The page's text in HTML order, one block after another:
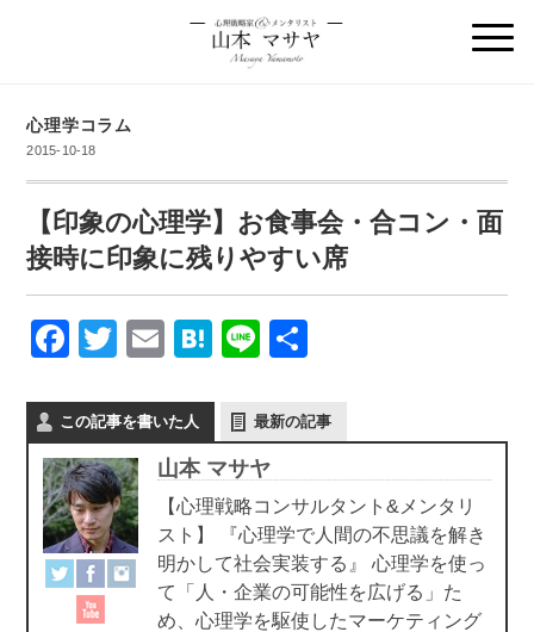
心理学コラム
2015-10-18
【印象の心理学】お食事会・合コン・面
接時に印象に残りやすい席
F
c
e
b
o
o
k
T
tt
er
E
ail
H
e
n
a
Li
e
この記事を書いた人 最新の記事
山本 マサヤ
【心理戦略コンサルタント&メンタリ
スト】 『心理学で人間の不思議を解き
明かして社会実装する』 心理学を使っ
て「人・企業の可能性を広げる」た
め、心理学を駆使したマーケティング